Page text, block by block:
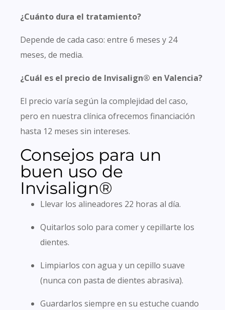
¿Cuánto dura el tratamiento?
Depende de cada caso: entre 6 meses y 24
meses, de media.
¿Cuál es el precio de Invisalign® en Valencia?
El precio varía según la complejidad del caso,
pero en nuestra clínica ofrecemos financiación
hasta 12 meses sin intereses.
Consejos para un
buen uso de
Invisalign®
Llevar los alineadores 22 horas al día.
Quitarlos solo para comer y cepillarte los
dientes.
Limpiarlos con agua y un cepillo suave
(nunca con pasta de dientes abrasiva).
Guardarlos siempre en su estuche cuando